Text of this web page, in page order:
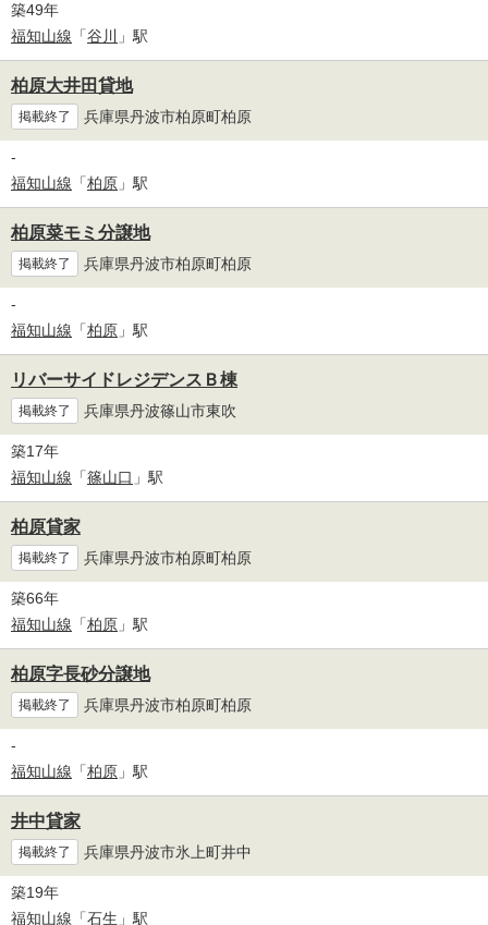
築49年
福知山線 「谷川 」駅
柏原大井田貸地
掲載終了 兵庫県丹波市柏原町柏原
-
福知山線 「柏原 」駅
柏原菜モミ分譲地
掲載終了 兵庫県丹波市柏原町柏原
-
福知山線 「柏原 」駅
リバーサイドレジデンスＢ棟
掲載終了 兵庫県丹波篠山市東吹
築17年
福知山線 「篠山口 」駅
柏原貸家
掲載終了 兵庫県丹波市柏原町柏原
築66年
福知山線 「柏原 」駅
柏原字長砂分譲地
掲載終了 兵庫県丹波市柏原町柏原
-
福知山線 「柏原 」駅
井中貸家
掲載終了 兵庫県丹波市氷上町井中
築19年
福知山線 「石生 」駅